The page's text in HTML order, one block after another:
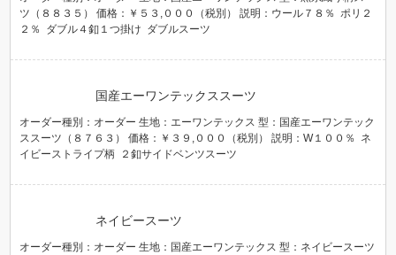
ツ（８８３５） 価格：￥５３,０００（税別） 説明：ウール７８％ ポリ２
２％ ダブル４釦１つ掛け ダブルスーツ
国産エーワンテックススーツ
オーダー種別：オーダー 生地：エーワンテックス 型：国産エーワンテック
ススーツ（８７６３） 価格：￥３９,０００（税別） 説明：W１００％ ネ
イビーストライプ柄 ２釦サイドベンツスーツ
ネイビースーツ
オーダー種別：オーダー 生地：国産エーワンテックス 型：ネイビースーツ